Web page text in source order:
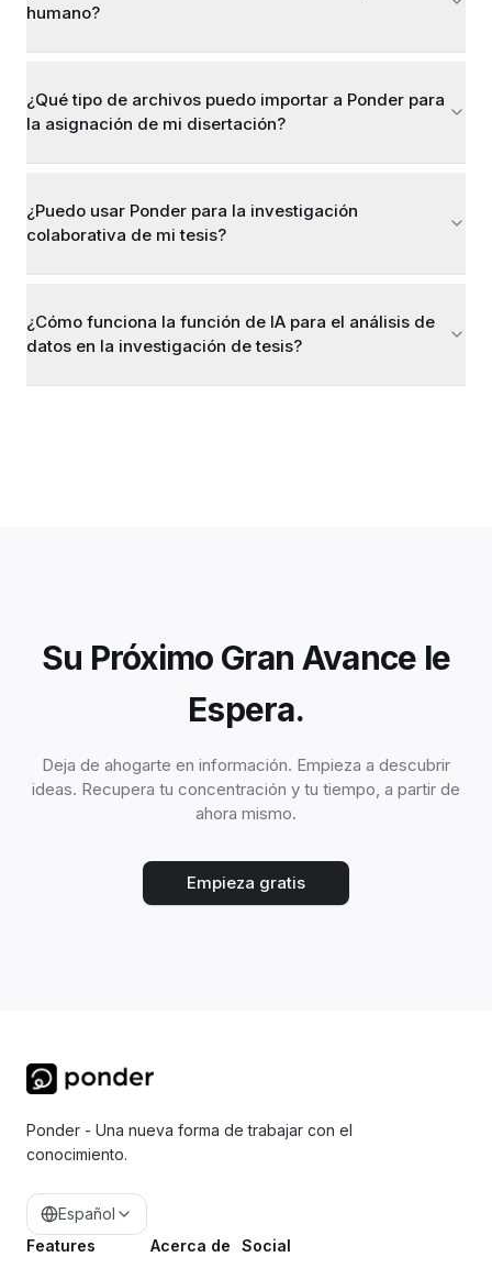
humano?
¿Qué tipo de archivos puedo importar a Ponder para
la asignación de mi disertación?
¿Puedo usar Ponder para la investigación
colaborativa de mi tesis?
¿Cómo funciona la función de IA para el análisis de
datos en la investigación de tesis?
Su Próximo Gran Avance le
Espera.
Deja de ahogarte en información. Empieza a descubrir
ideas. Recupera tu concentración y tu tiempo, a partir de
ahora mismo.
Empieza gratis
Ponder - Una nueva forma de trabajar con el
conocimiento.
Español
Features
Acerca de Social